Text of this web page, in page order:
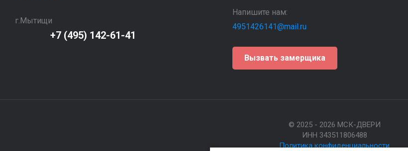
г.Мытищи
+7 (495) 142-61-41
Напишите нам:
4951426141@mail.ru
Вызвать замерщика
© 2025 - 2026 МСК-ДВЕРИ
ИНН 343511806488
Политика конфиденциальности